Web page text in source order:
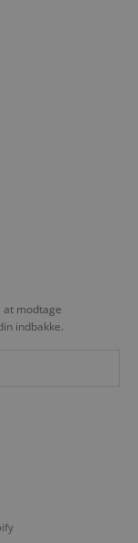
modtage
indbakke.